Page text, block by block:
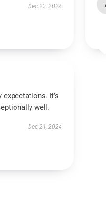
Dec 23, 2024
It’s
well.
Dec 21, 2024